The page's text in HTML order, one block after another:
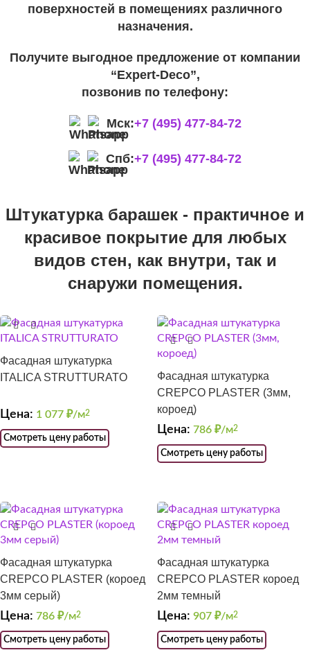
поверхностей в помещениях различного
назначения.
Получите выгодное предложение от компании
“Expert-Deco”,
позвонив по телефону:
Мск:+7 (495) 477-84-72
Спб:+7 (495) 477-84-72
Штукатурка барашек - практичное и
красивое покрытие для любых
видов стен, как внутри, так и
снаружи помещения.
Фасадная штукатурка
ITALICA STRUTTURATO
Цена: 1 077 ₽/м2
Смотреть цену работы
Фасадная штукатурка
CREPCO PLASTER (3мм,
короед)
Цена: 786 ₽/м2
Смотреть цену работы
Фасадная штукатурка
CREPCO PLASTER (короед
3мм серый)
Цена: 786 ₽/м2
Смотреть цену работы
Фасадная штукатурка
CREPCO PLASTER короед
2мм темный
Цена: 907 ₽/м2
Смотреть цену работы